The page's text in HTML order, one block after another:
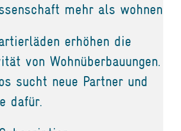
mehr als wohnen
erhöhen die
von Wohnüberbauungen.
sucht neue Partner und
dafür.